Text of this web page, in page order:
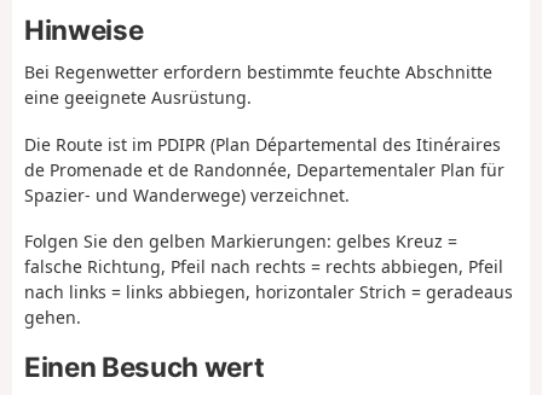
Hinweise
Bei Regenwetter erfordern bestimmte feuchte Abschnitte
eine geeignete Ausrüstung.
Die Route ist im PDIPR (Plan Départemental des Itinéraires
de Promenade et de Randonnée, Departementaler Plan für
Spazier- und Wanderwege) verzeichnet.
Folgen Sie den gelben Markierungen: gelbes Kreuz =
falsche Richtung, Pfeil nach rechts = rechts abbiegen, Pfeil
nach links = links abbiegen, horizontaler Strich = geradeaus
gehen.
Einen Besuch wert